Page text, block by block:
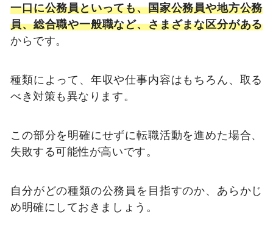
一口に公務員といっても、国家公務員や地方公務
員、総合職や一般職など、さまざまな区分がある
からです。
種類によって、年収や仕事内容はもちろん、取る
べき対策も異なります。
この部分を明確にせずに転職活動を進めた場合、
失敗する可能性が高いです。
自分がどの種類の公務員を目指すのか、あらかじ
め明確にしておきましょう。